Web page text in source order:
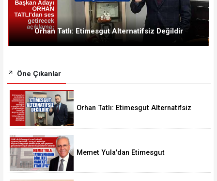
Orhan Tatlı: Etimesgut Alternatifsiz Değildir
Öne Çıkanlar
Orhan Tatlı: Etimesgut Alternatifsiz
Memet Yula'dan Etimesgut